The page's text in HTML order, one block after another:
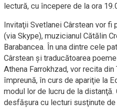
lectură, cu începere de la ora
Invitaţii Svetlanei Cârstean vor fi
(via Skype), muzicianul Cătălin
Barabancea. În una dintre cele
Cârstean şi traducătoarea
Athena Farrokhzad, vor recita
împreună, în curs de apariţie la
modul lor de lucru de la
desfăşura cu lecturi susţinute de